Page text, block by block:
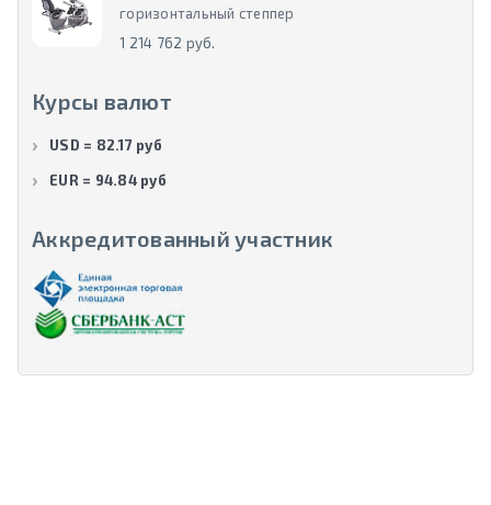
горизонтальный степпер
1 214 762 руб.
Курсы валют
USD = 82.17 руб
EUR = 94.84 руб
Аккредитованный участник